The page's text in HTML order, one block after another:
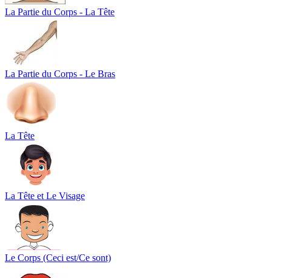
La Partie du Corps - La Tête
La Partie du Corps - Le Bras
La Tête
La Tête et Le Visage
Le Corps (Ceci est/Ce sont)